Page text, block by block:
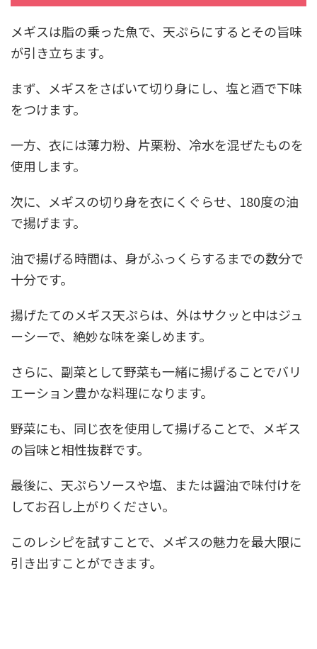
メギスは脂の乗った魚で、天ぷらにするとその旨味
が引き立ちます。
まず、メギスをさばいて切り身にし、塩と酒で下味
をつけます。
一方、衣には薄力粉、片栗粉、冷水を混ぜたものを
使用します。
次に、メギスの切り身を衣にくぐらせ、180度の油
で揚げます。
油で揚げる時間は、身がふっくらするまでの数分で
十分です。
揚げたてのメギス天ぷらは、外はサクッと中はジュ
ーシーで、絶妙な味を楽しめます。
さらに、副菜として野菜も一緒に揚げることでバリ
エーション豊かな料理になります。
野菜にも、同じ衣を使用して揚げることで、メギス
の旨味と相性抜群です。
最後に、天ぷらソースや塩、または醤油で味付けを
してお召し上がりください。
このレシピを試すことで、メギスの魅力を最大限に
引き出すことができます。